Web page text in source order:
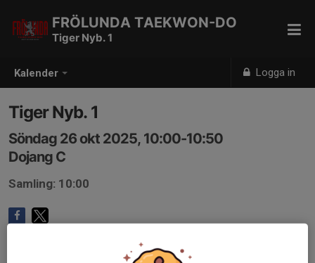
Kalender Logga in
FRÖLUNDA TAEKWON-DO
Tiger Nyb. 1
Tiger Nyb. 1
Söndag 26 okt 2025, 10:00-10:50
Dojang C
Samling: 10:00